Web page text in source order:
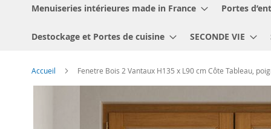
Menuiseries intérieures made in France Portes
Destockage et Portes de cuisine SECONDE VIE
Accueil Fenetre Bois 2 Vantaux H135 x L90 cm Côte Tableau,